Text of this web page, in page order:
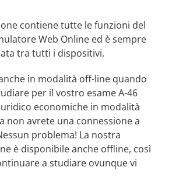
contiene tutte le funzioni del
Web Online ed è sempre
tra tutti i dispositivi.
in modalità off-line quando
per il vostro esame A-46
economiche in modalità
non avrete una connessione a
problema! La nostra
è disponibile anche offline, così
a studiare ovunque vi